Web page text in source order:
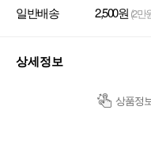
일반배송 2,500원 (2만
상세정보
상품정